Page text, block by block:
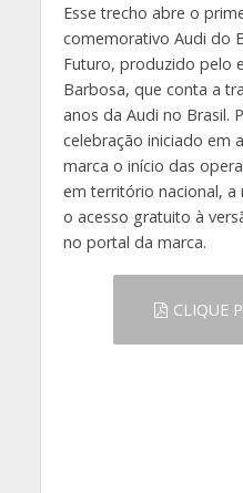
Esse trecho abre o
comemorativo Audi do
Futuro, produzido pelo
Barbosa, que conta a
anos da Audi no Brasil.
celebração iniciado em
marca o início das
em território nacional,
o acesso gratuito à
no portal da marca.
CLIQUE